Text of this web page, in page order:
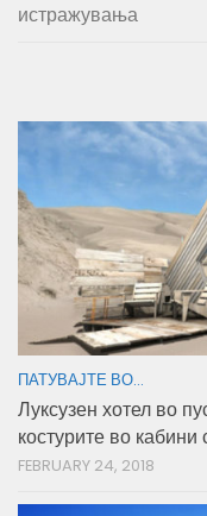
истражувања
ПАТУВАЈТЕ ВО...
Луксузен хотел во
костурите во кабини
FEBRUARY 24, 2018